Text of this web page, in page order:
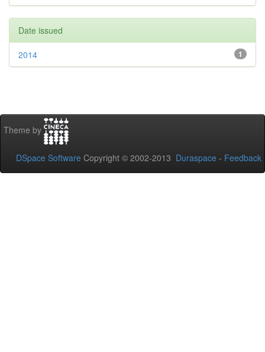
Date issued
1
2014
Theme by
DSpace Software Copyright © 2002-2013 Duraspace - Feedback